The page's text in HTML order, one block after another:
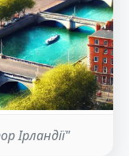
Ірландії"